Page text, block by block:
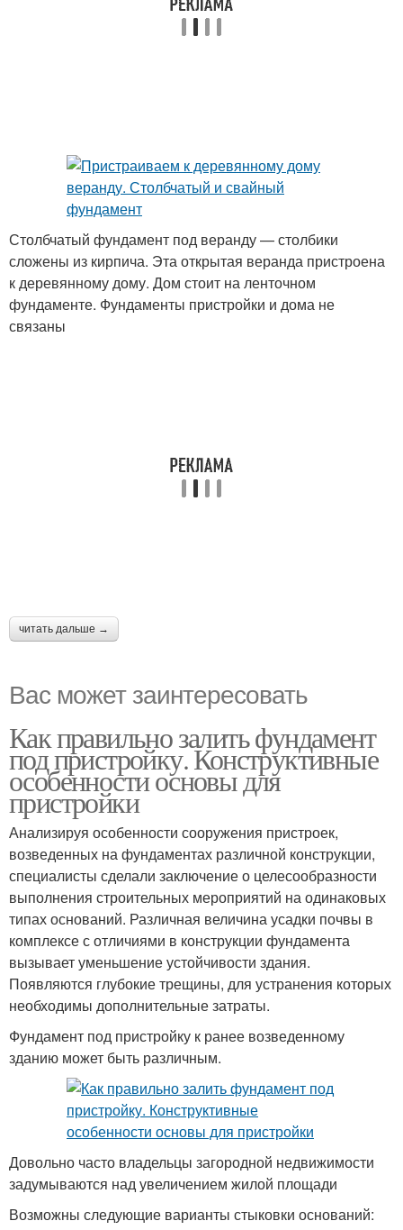
Столбчатый фундамент под веранду — столбики
сложены из кирпича. Эта открытая веранда пристроена
к деревянному дому. Дом стоит на ленточном
фундаменте. Фундаменты пристройки и дома не
связаны
читать дальше →
Вас может заинтересовать
Как правильно залить фундамент
под пристройку. Конструктивные
особенности основы для
пристройки
Анализируя особенности сооружения пристроек,
возведенных на фундаментах различной конструкции,
специалисты сделали заключение о целесообразности
выполнения строительных мероприятий на одинаковых
типах оснований. Различная величина усадки почвы в
комплексе с отличиями в конструкции фундамента
вызывает уменьшение устойчивости здания.
Появляются глубокие трещины, для устранения которых
необходимы дополнительные затраты.
Фундамент под пристройку к ранее возведенному
зданию может быть различным.
Довольно часто владельцы загородной недвижимости
задумываются над увеличением жилой площади
Возможны следующие варианты стыковки оснований: